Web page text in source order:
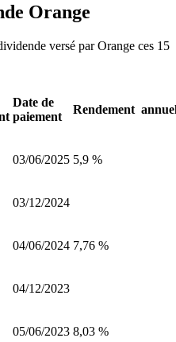
Orange
versé par Orange ces 15
Date de
paiement
Rendement
03/06/2025 5,9 %
03/12/2024
04/06/2024 7,76 %
04/12/2023
05/06/2023 8,03 %